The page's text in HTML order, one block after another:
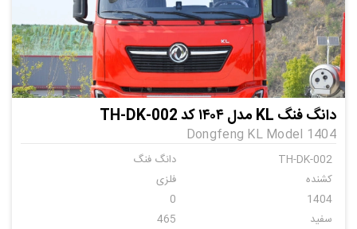
دانگ فنگ KL مدل ۱۴۰۴ کد TH-DK-002
Dongfeng KL Model 1404
TH-DK-002
دانگ فنگ
کشنده
فلزی
1404
0
سفید
465